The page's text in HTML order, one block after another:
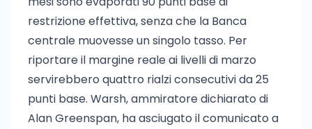
restrizione effettiva, senza che la Banca
centrale muovesse un singolo tasso. Per
riportare il margine reale ai livelli di marzo
servirebbero quattro rialzi consecutivi da 25
punti base. Warsh, ammiratore dichiarato di
Alan Greenspan, ha asciugato il comunicato a